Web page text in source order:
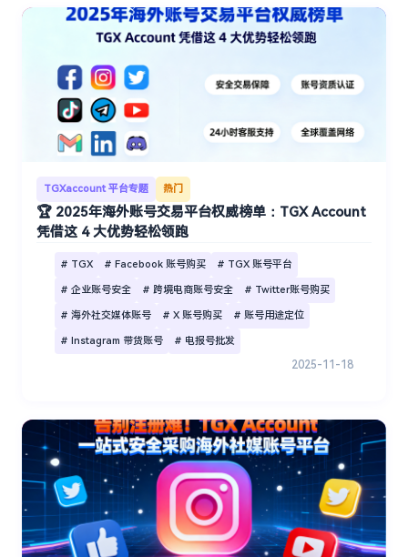
TGXaccount 平台专题 热门
🏆 2025年海外账号交易平台权威榜单：TGX Account
凭借这 4 大优势轻松领跑
# TGX # Facebook 账号购买 # TGX 账号平台
# 企业账号安全 # 跨境电商账号安全 # Twitter账号购买
# 海外社交媒体账号 # X 账号购买 # 账号用途定位
# Instagram 带货账号 # 电报号批发
2025-11-18